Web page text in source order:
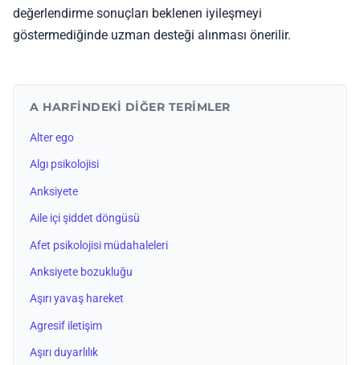
değerlendirme sonuçları beklenen iyileşmeyi
göstermediğinde uzman desteği alınması önerilir.
A HARFINDEKI DIĞER TERIMLER
Alter ego
Algı psikolojisi
Anksiyete
Aile içi şiddet döngüsü
Afet psikolojisi müdahaleleri
Anksiyete bozukluğu
Aşırı yavaş hareket
Agresif iletişim
Aşırı duyarlılık